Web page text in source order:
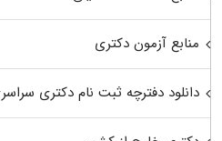
منابع آزمون دکتری
دانلود دفترچه ثبت نام دکتری